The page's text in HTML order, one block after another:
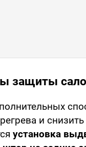
защиты
и
установка